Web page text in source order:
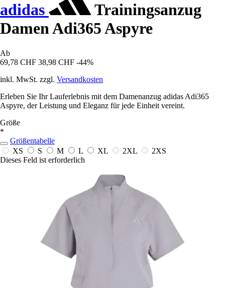
adidas
Trainingsanzug
Damen Adi365 Aspyre
Ab
69,78 CHF 38,98 CHF -44%
inkl. MwSt. zzgl. Versandkosten
Erleben Sie Ihr Lauferlebnis mit dem Damenanzug adidas Adi365
Aspyre, der Leistung und Eleganz für jede Einheit vereint.
Größe
*
Größentabelle
XS
S M L XL 2XL
2XS
Dieses Feld ist erforderlich